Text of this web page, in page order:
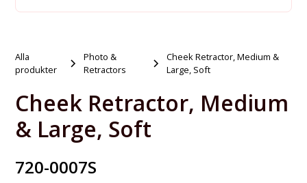
Alla
produkter
Photo &
Retractors
Cheek Retractor, Medium &
Large, Soft
Cheek Retractor, Medium
& Large, Soft
720-0007S